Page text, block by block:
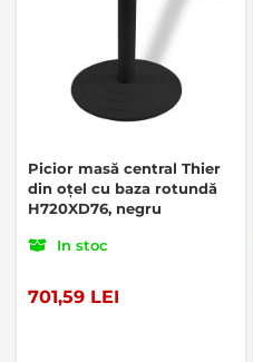
Picior masă central Thier
din oțel cu baza rotundă
H720XD76, negru
In stoc
701,59 LEI